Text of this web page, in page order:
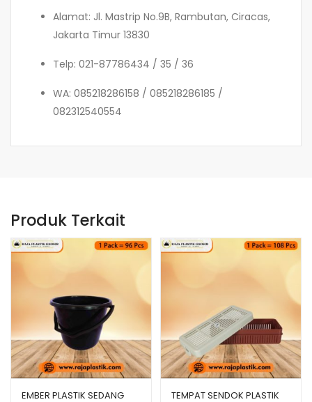
Alamat: Jl. Mastrip No.9B, Rambutan, Ciracas,
Jakarta Timur 13830
Telp: 021-87786434 / 35 / 36
WA: 085218286158 / 085218286185 /
082312540554
Produk Terkait
EMBER PLASTIK SEDANG
TEMPAT SENDOK PLASTIK